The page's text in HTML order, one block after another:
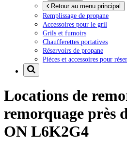
Retour au menu principal
Remplissage de propane
Accessoires pour le gril
Grils et fumoirs
Chaufferettes portatives
Réservoirs de propane
Pièces et accessoires pour
Locations de
remorquage près
ON L6K2G4